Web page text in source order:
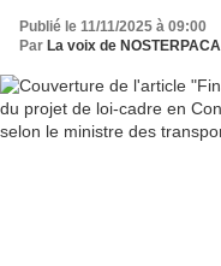
Publié le 11/11/2025 à 09:00
Par La voix de NOSTERPACA